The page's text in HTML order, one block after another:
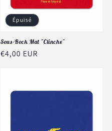
Épuisé
Sous-Bock Mat "Clinche"
Prix
€4,00 EUR